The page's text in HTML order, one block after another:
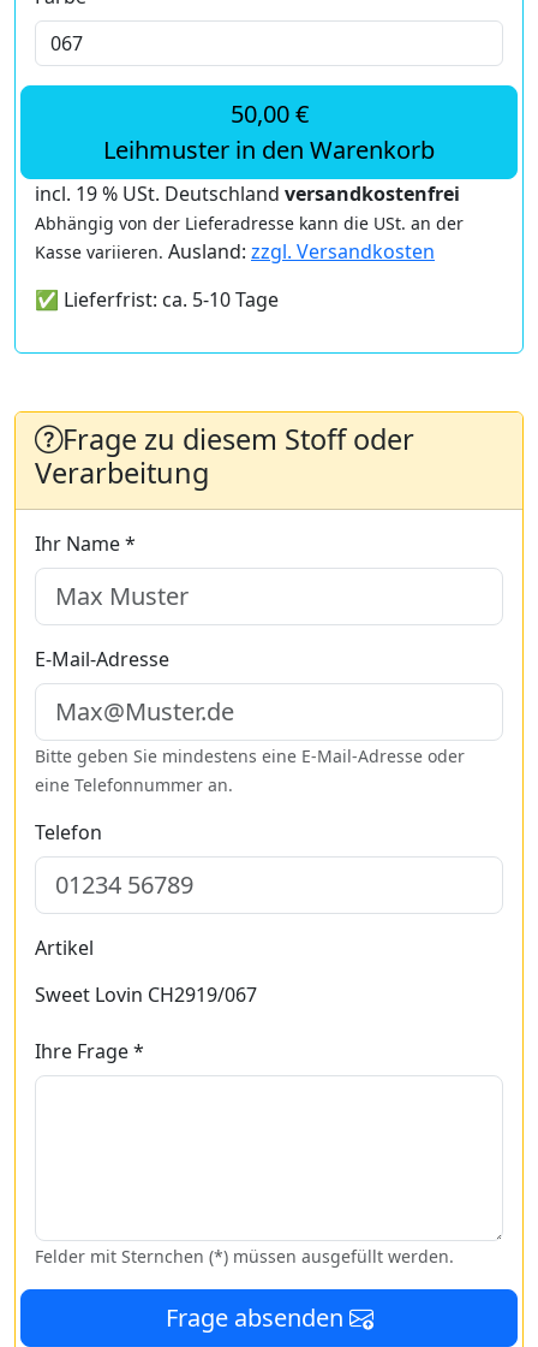
50,00 €
Leihmuster in den Warenkorb
incl. 19 % USt. Deutschland versandkostenfrei
Abhängig von der Lieferadresse kann die USt. an der
Kasse variieren. Ausland: zzgl. Versandkosten
✅ Lieferfrist: ca. 5-10 Tage
Frage zu diesem Stoff oder
Verarbeitung
Ihr Name *
E-Mail-Adresse
Bitte geben Sie mindestens eine E-Mail-Adresse oder
eine Telefonnummer an.
Telefon
Artikel
Sweet Lovin CH2919/067
Ihre Frage *
Felder mit Sternchen (*) müssen ausgefüllt werden.
Frage absenden